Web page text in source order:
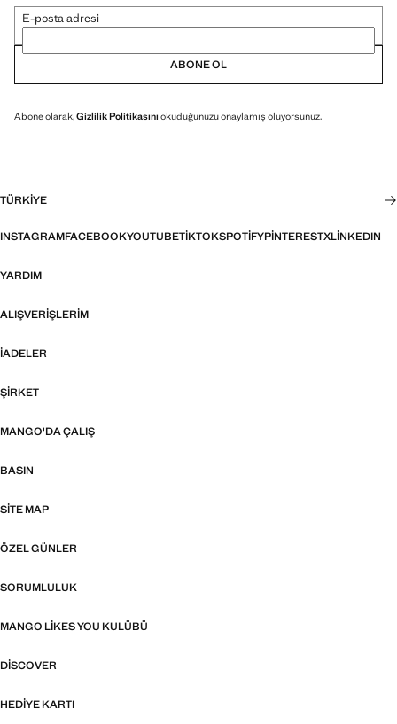
E-posta adresi
ABONE OL
Abone olarak,Gizlilik Politikasını okuduğunuzu onaylamış oluyorsunuz.
TÜRKIYE
INSTAGRAMFACEBOOKYOUTUBETIKTOKSPOTIFYPINTERESTXLINKEDIN
YARDIM
ALIŞVERIŞLERIM
İADELER
ŞIRKET
MANGO'DA ÇALIŞ
BASIN
SITE MAP
ÖZEL GÜNLER
SORUMLULUK
MANGO LIKES YOU KULÜBÜ
DISCOVER
HEDIYE KARTI